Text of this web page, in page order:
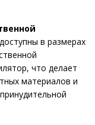
в размерах
что делает
материалов и